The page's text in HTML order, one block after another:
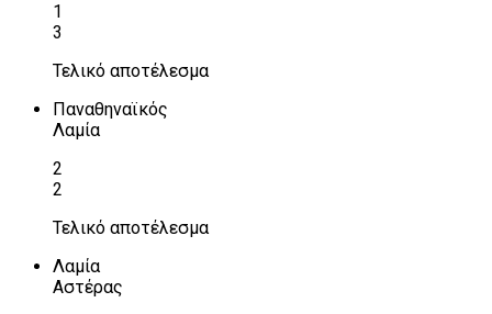
1
3
Τελικό αποτέλεσμα
Παναθηναϊκός
Λαμία
2
2
Τελικό αποτέλεσμα
Λαμία
Αστέρας